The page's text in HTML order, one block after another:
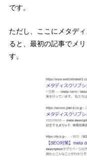
です。
ただし、ここにメタデ
ると、最初の記事でメ
す。